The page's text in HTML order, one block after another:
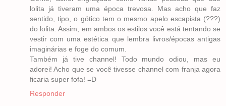
lolita já tiveram uma época trevosa. Mas acho que faz
sentido, tipo, o gótico tem o mesmo apelo escapista (???)
do lolita. Assim, em ambos os estilos você está tentando se
vestir com uma estética que lembra livros/épocas antigas
imaginárias e foge do comum.
Também já tive channel! Todo mundo odiou, mas eu
adorei! Acho que se você tivesse channel com franja agora
ficaria super fofa! =D
Responder